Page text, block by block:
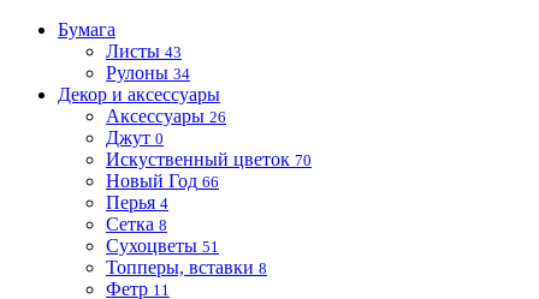
Бумага
Листы 43
Рулоны 34
Декор и аксессуары
Аксессуары 26
Джут 0
Искуственный цветок 70
Новый Год 66
Перья 4
Сетка 8
Сухоцветы 51
Топперы, вставки 8
Фетр 11